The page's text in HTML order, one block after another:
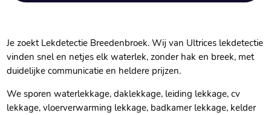
Je zoekt Lekdetectie Breedenbroek.​ Wij van Ultrices lekdetectie
vinden snel en netjes elk waterlek, zonder hak en breek, met
duidelijke communicatie en heldere prijzen.​
We sporen waterlekkage, daklekkage, leiding lekkage, cv
lekkage, vloerverwarming lekkage, badkamer lekkage, kelder